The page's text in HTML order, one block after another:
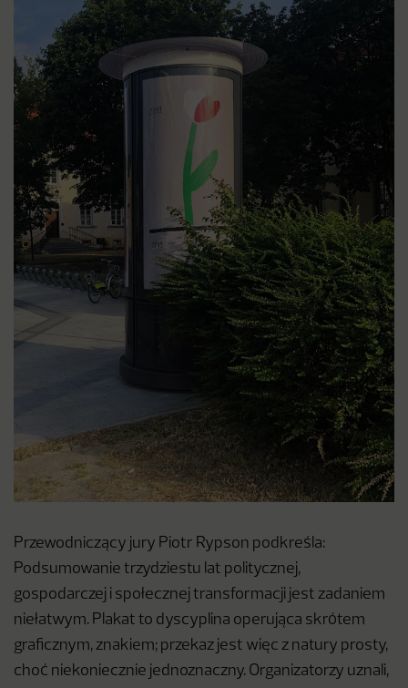
Przewodniczący jury Piotr Rypson podkreśla:
Podsumowanie trzydziestu lat politycznej,
gospodarczej i społecznej transformacji jest zadaniem
niełatwym. Plakat to dyscyplina operująca skrótem
graficznym, znakiem; przekaz jest więc z natury prosty,
choć niekoniecznie jednoznaczny. Organizatorzy uznali,